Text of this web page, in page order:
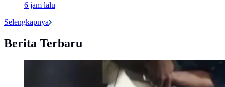
6 jam lalu
Selengkapnya
Berita Terbaru